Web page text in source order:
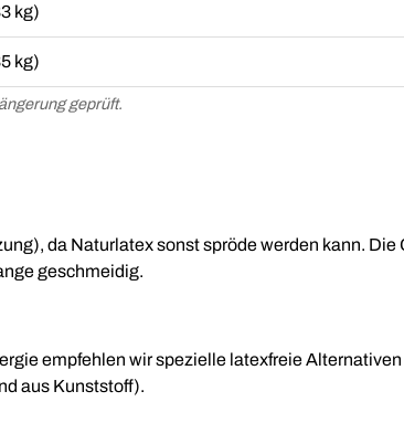
kg)
kg)
geprüft.
da Naturlatex sonst spröde werden kann.
geschmeidig.
empfehlen wir spezielle latexfreie
aus Kunststoff).